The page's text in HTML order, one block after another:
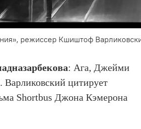
режиссер Кшиштоф
: Ага, Джейми
цитирует
Shortbus Джона Кэмерона